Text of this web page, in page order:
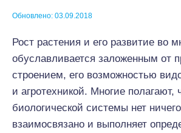
Обновлено: 03.09.2018
Рост растения и его развитие во
обуславливается заложенным от
строением, его возможностью
и агротехникой. Многие полагают,
биологической системы нет
взаимосвязано и выполняет